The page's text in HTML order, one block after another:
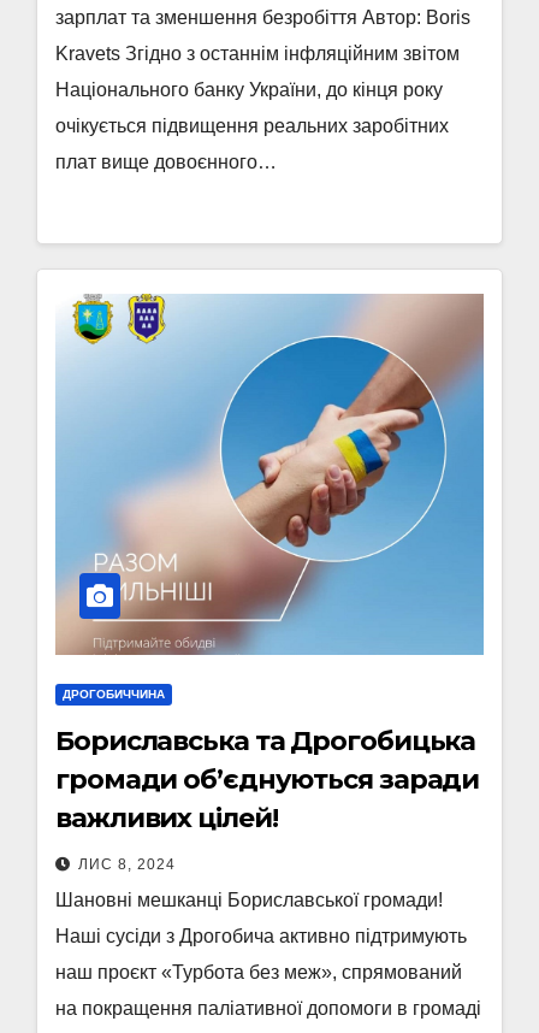
зарплат та зменшення безробіття Автор: Boris
Kravets Згідно з останнім інфляційним звітом
Національного банку України, до кінця року
очікується підвищення реальних заробітних
плат вище довоєнного…
ДРОГОБИЧЧИНА
Бориславська та Дрогобицька
громади об’єднуються заради
важливих цілей!
ЛИС 8, 2024
Шановні мешканці Бориславської громади!
Наші сусіди з Дрогобича активно підтримують
наш проєкт «Турбота без меж», спрямований
на покращення паліативної допомоги в громаді